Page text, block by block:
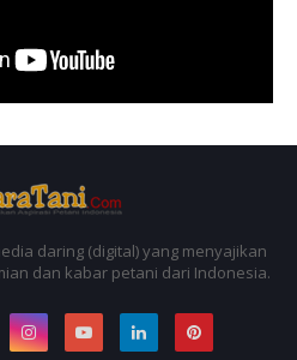
daring (digital) yang menyajikan
dan kabar petani dari Indonesia.